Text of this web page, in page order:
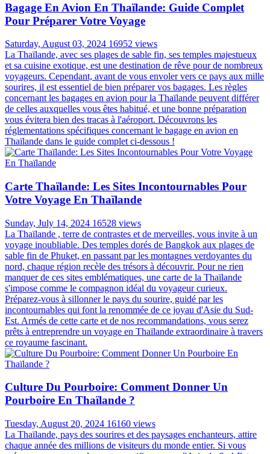
Bagage En Avion En Thaïlande: Guide Complet
Pour Préparer Votre Voyage
Saturday, August 03, 2024 16952 views
La Thaïlande, avec ses plages de sable fin, ses temples majestueux
et sa cuisine exotique, est une destination de rêve pour de nombreux
voyageurs. Cependant, avant de vous envoler vers ce pays aux mille
sourires, il est essentiel de bien préparer vos bagages. Les règles
concernant les bagages en avion pour la Thaïlande peuvent différer
de celles auxquelles vous êtes habitué, et une bonne préparation
vous évitera bien des tracas à l'aéroport. Découvrons les
réglementations spécifiques concernant le bagage en avion en
Thaïlande dans le guide complet ci-dessous !
Carte Thaïlande: Les Sites Incontournables Pour
Votre Voyage En Thaïlande
Sunday, July 14, 2024 16528 views
La Thaïlande , terre de contrastes et de merveilles, vous invite à un
voyage inoubliable. Des temples dorés de Bangkok aux plages de
sable fin de Phuket, en passant par les montagnes verdoyantes du
nord, chaque région recèle des trésors à découvrir. Pour ne rien
manquer de ces sites emblématiques, une carte de la Thaïlande
s'impose comme le compagnon idéal du voyageur curieux.
Préparez-vous à sillonner le pays du sourire, guidé par les
incontournables qui font la renommée de ce joyau d'Asie du Sud-
Est. Armés de cette carte et de nos recommandations, vous serez
prêts à entreprendre un voyage en Thaïlande extraordinaire à travers
ce royaume fascinant.
Culture Du Pourboire: Comment Donner Un
Pourboire En Thaïlande ?
Tuesday, August 20, 2024 16160 views
La Thaïlande, pays des sourires et des paysages enchanteurs, attire
chaque année des millions de visiteurs du monde entier. Si vous